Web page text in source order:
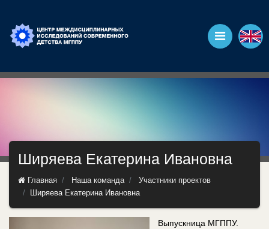
Ширяева Екатерина Ивановна
Главная Наша команда
Участники проектов
Ширяева Екатерина Ивановна
Выпускница МГППУ.